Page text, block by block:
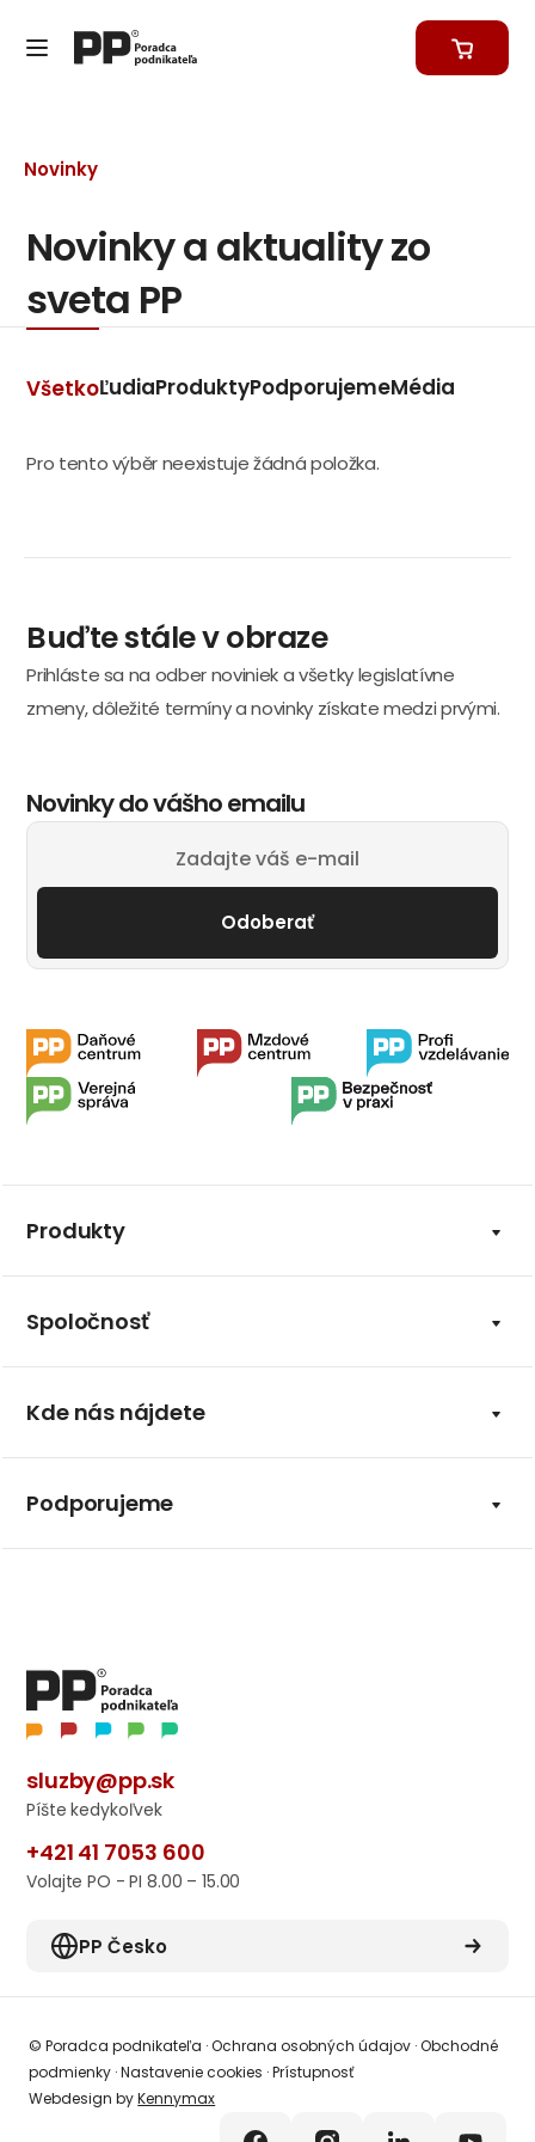
Novinky
Novinky a aktuality zo
sveta PP
VšetkoĽudiaProduktyPodporujemeMédia
Pro tento výběr neexistuje žádná položka.
Buďte stále v obraze
Prihláste sa na odber noviniek a všetky legislatívne
zmeny, dôležité termíny a novinky získate medzi prvými.
Novinky do vášho emailu
Odoberať
Produkty
Spoločnosť
Kde nás nájdete
Podporujeme
sluzby@pp.sk
Píšte kedykoľvek
+421 41 7053 600
Volajte PO - PI 8.00 – 15.00
PP Česko
© Poradca podnikateľa ·Ochrana osobných údajov ·Obchodné
podmienky ·Nastavenie cookies ·Prístupnosť
Webdesign byKennymax